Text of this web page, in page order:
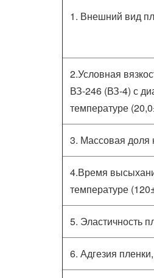
1. Внешний вид
2.Условная
ВЗ-246 (ВЗ-4) с
температуре
3. Массовая доля
4.Время
температуре
5. Эластичность
6. Адгезия